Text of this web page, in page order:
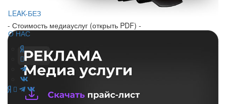
LEAK-БЕЗ
О НАС
- Стоимость медиауслуг (открыть PDF) -